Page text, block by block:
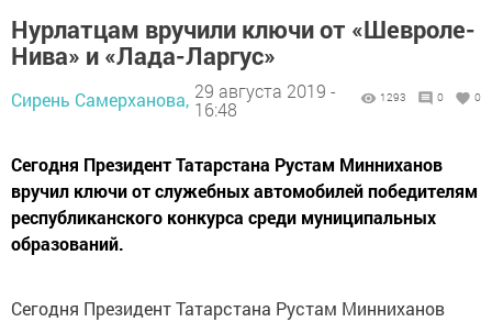
Нурлатцам вручили ключи от «Шевроле-
Нива» и «Лада-Ларгус»
Сирень Самерханова, 29 августа 2019 -
16:48
1293 0 0
Сегодня Президент Татарстана Рустам Минниханов
вручил ключи от служебных автомобилей победителям
республиканского конкурса среди муниципальных
образований.
Сегодня Президент Татарстана Рустам Минниханов